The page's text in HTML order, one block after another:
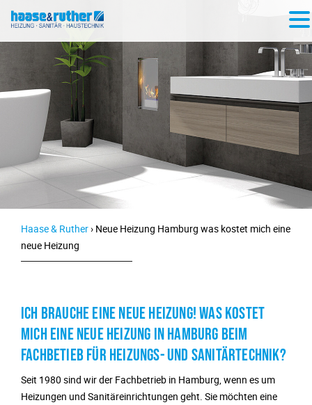
Haase & Ruther› Neue Heizung Hamburg was kostet mich eine
neue Heizung
ICH BRAUCHE EINE NEUE HEIZUNG! WAS KOSTET
MICH EINE NEUE HEIZUNG IN HAMBURG BEIM
FACHBETIEB FÜR HEIZUNGS- UND SANITÄRTECHNIK?
Seit 1980 sind wir der Fachbetrieb in Hamburg, wenn es um
Heizungen und Sanitäreinrichtungen geht. Sie möchten eine